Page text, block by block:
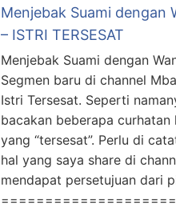
Menjebak Suami dengan
– ISTRI TERSESAT
Menjebak Suami dengan
Segmen baru di channel
Istri Tersesat. Seperti
bacakan beberapa
yang “tersesat”. Perlu di
hal yang saya share di
mendapat persetujuan dari